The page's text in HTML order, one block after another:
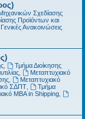
Σχεδίασης
Προϊόντων και
Γενικές Ανακοινώσεις
,
Τμήμα Διοίκησης
,
Μεταπτυχιακό
,
Μεταπτυχιακό
ΣΔΠΤ,
Τμήμα
MBA in Shipping,